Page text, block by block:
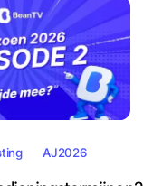
AJ2026